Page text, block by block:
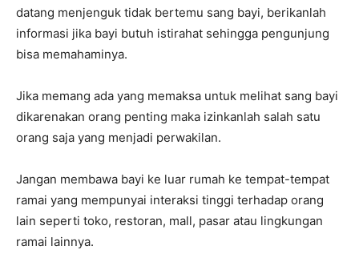
datang menjenguk tidak bertemu sang bayi, berikanlah
informasi jika bayi butuh istirahat sehingga pengunjung
bisa memahaminya.
Jika memang ada yang memaksa untuk melihat sang bayi
dikarenakan orang penting maka izinkanlah salah satu
orang saja yang menjadi perwakilan.
Jangan membawa bayi ke luar rumah ke tempat-tempat
ramai yang mempunyai interaksi tinggi terhadap orang
lain seperti toko, restoran, mall, pasar atau lingkungan
ramai lainnya.